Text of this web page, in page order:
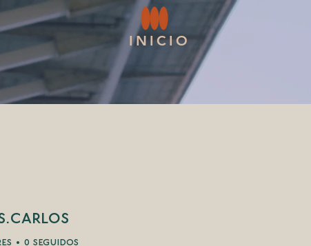
INICIO
0 seguidos